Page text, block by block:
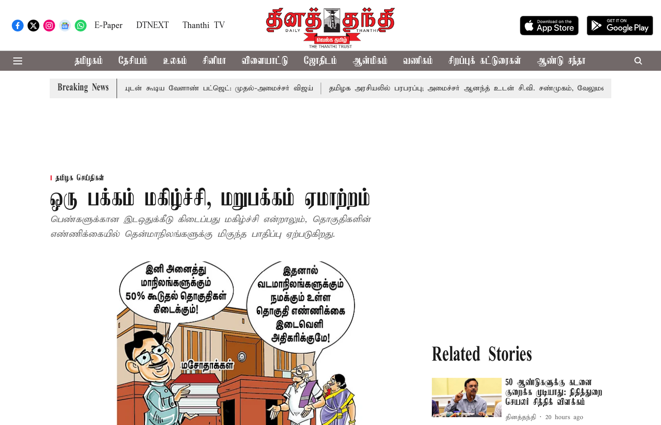
E-Paper DTNEXT Thanthi TV
தமிழகம் தேசியம் உலகம் சினிமா விளையாட்டு ஜோதிடம் ஆன்மிகம் வணிகம் சிறப்புக் கட்டுரைகள் ஆண்டு சந்தா
Breaking News
தொலைநோக்கு பார்வையுடன் கூடிய வேளாண் பட்ஜெட்: முதல்-அமைச்சர் விஜய் தமிழக அரசியலில் பரபரப்பு; அமைச்சர் ஆனந்த் உடன் சி.வி. சண்முகம், வேலுமணி சந்திப்பு
தமிழக செய்திகள்
ஒரு பக்கம் மகிழ்ச்சி, மறுபக்கம் ஏமாற்றம்
பெண்களுக்கான இடஒதுக்கீடு கிடைப்பது மகிழ்ச்சி என்றாலும், தொகுதிகளின்
எண்ணிக்கையில் தென்மாநிலங்களுக்கு மிகுந்த பாதிப்பு ஏற்படுகிறது.
Related Stories
50 ஆண்டுகளுக்கு கடனை
குறைக்க முடியாது: நிதித்துறை
செயலர் சித்திக் விளக்கம்
தினத்தந்தி 20 hours ago